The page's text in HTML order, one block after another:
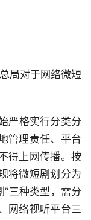
局对于网络微短
严格实行分类分
管理责任、平台
得上网传播。按
将微短剧划分为
”三种类型，需分
网络视听平台三